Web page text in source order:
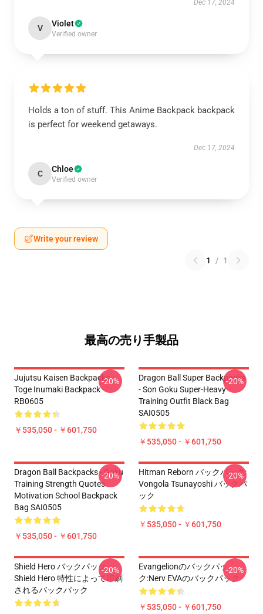
Dec 17, 2024
V Violet
Verified owner
Holds a ton of stuff. This Anime Backpack backpack
is perfect for weekend getaways.
Dec 17, 2024
C Chloe
Verified owner
Write your review
1 / 1
最高の売り手製品
Jujutsu Kaisen Backpacks -
Toge Inumaki Backpack
RB0605
￥535,050 - ￥601,750
-20%
Dragon Ball Super Backpacks
- Son Goku Super-Heavy
Training Outfit Black Bag
SAI0505
￥535,050 - ￥601,750
-20%
Dragon Ball Backpacks - Goku
Training Strength Quotes
Motivation School Backpack
Bag SAI0505
￥535,050 - ￥601,750
-20%
Hitman Reborn バックパック:
Vongola Tsunayoshi バックパ
ック
￥535,050 - ￥601,750
-20%
Shield Hero バックパック:
Shield Hero 特性によって印刷
されるバックパック
-20%
Evangelionのバックパッ
ク:Nerv EVAのバックパック
￥535,050 - ￥601,750
-20%